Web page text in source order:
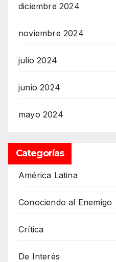
diciembre 2024
noviembre 2024
julio 2024
junio 2024
mayo 2024
Categorías
América Latina
Conociendo al Enemigo
Crítica
De Interés